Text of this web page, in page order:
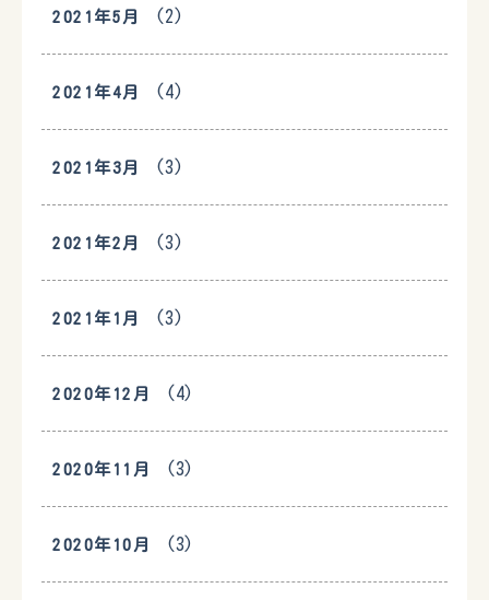
2021年5月 (2)
2021年4月 (4)
2021年3月 (3)
2021年2月 (3)
2021年1月 (3)
2020年12月 (4)
2020年11月 (3)
2020年10月 (3)